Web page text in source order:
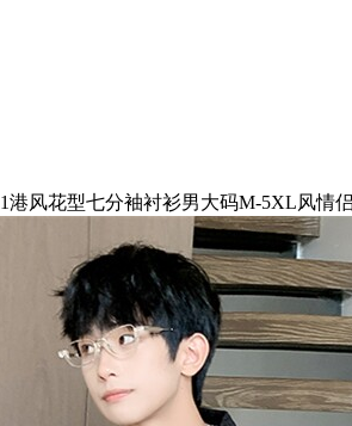
1港风花型七分袖衬衫男大码M-5XL风情